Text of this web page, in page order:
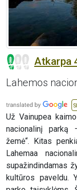
Atkarpa
Lahemos
Už Vainupea
nacionalinį parką
žemė“. Kitas
Lahemaa
supažindindamas
kultūros paveldu.